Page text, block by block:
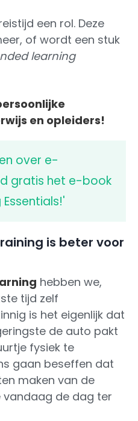
een rol. Deze
of wordt een stuk
learning
en opleiders!
over e-
gratis het e-book
is beter voor
hebben we,
tijd zelf
is het eigenlijk dat
de auto pakt
fysiek te
gaan beseffen dat
maken van de
vandaag de dag ter